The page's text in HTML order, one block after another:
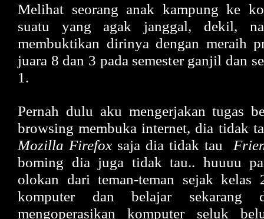
Melihat seorang anak kampung ke
suatu yang agak janggal, dekil,
membuktikan dirinya dengan meraih
juara 8 dan 3 pada semester ganjil dan
1.
Pernah dulu aku mengerjakan tugas
browsing membuka internet, dia tidak
Mozilla Firefox saja dia tidak tau
boming dia juga tidak tau.. huuuu
olokan dari teman-teman sejak
komputer dan belajar
mengoperasikan komputer seluk